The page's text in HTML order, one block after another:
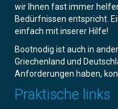
wir Ihnen fast immer
Bedürfnissen entspricht.
einfach mit inserer Hilfe!
Bootnodig ist auch in
Griechenland und
Anforderungen haben,
Praktische links